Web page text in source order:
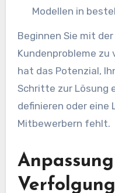
Modellen in
Beginnen Sie mit
Kundenprobleme zu
hat das Potenzial,
Schritte zur Lösung
definieren oder eine
Mitbewerbern fehlt.